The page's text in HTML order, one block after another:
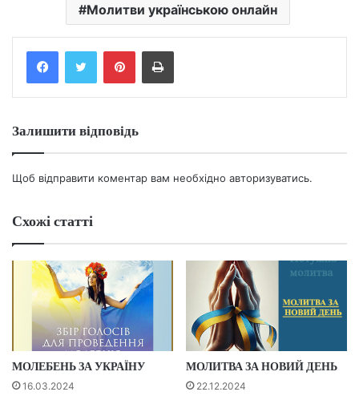
Молитви українською онлайн
FacebookTwitter PinterestPrint
Залишити відповідь
Щоб відправити коментар вам необхідно авторизуватись.
Схожі статті
МОЛЕБЕНЬ ЗА УКРАЇНУ
16.03.2024
МОЛИТВА ЗА НОВИЙ ДЕНЬ
22.12.2024